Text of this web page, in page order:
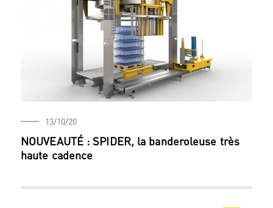
13/10/20
NOUVEAUTÉ : SPIDER, la banderoleuse très
haute cadence